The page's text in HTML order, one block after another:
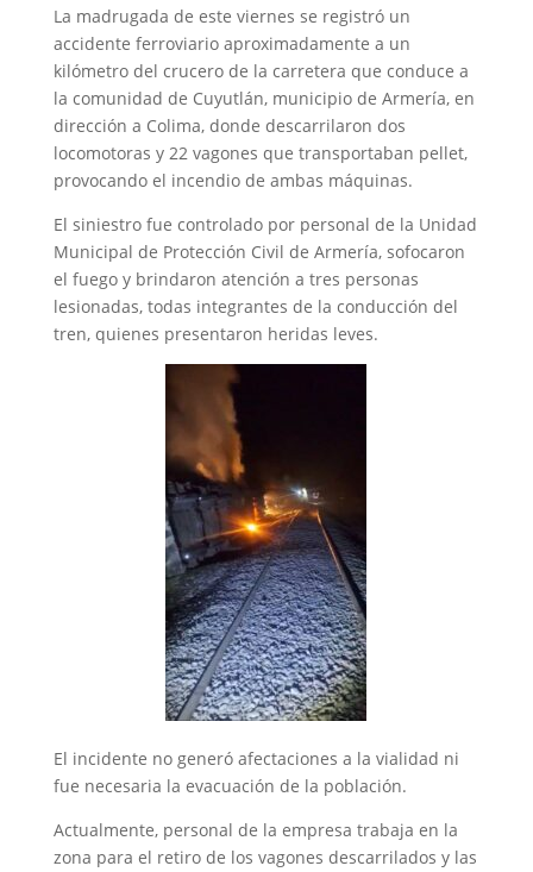
La madrugada de este viernes se registró un
accidente ferroviario aproximadamente a un
kilómetro del crucero de la carretera que conduce a
la comunidad de Cuyutlán, municipio de Armería, en
dirección a Colima, donde descarrilaron dos
locomotoras y 22 vagones que transportaban pellet,
provocando el incendio de ambas máquinas.
El siniestro fue controlado por personal de la Unidad
Municipal de Protección Civil de Armería, sofocaron
el fuego y brindaron atención a tres personas
lesionadas, todas integrantes de la conducción del
tren, quienes presentaron heridas leves.
El incidente no generó afectaciones a la vialidad ni
fue necesaria la evacuación de la población.
Actualmente, personal de la empresa trabaja en la
zona para el retiro de los vagones descarrilados y las